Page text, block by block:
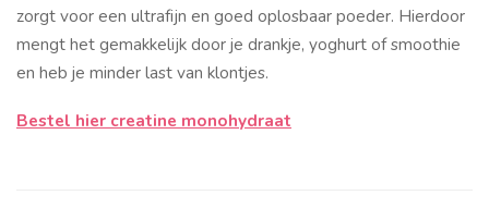
zorgt voor een ultrafijn en goed oplosbaar poeder. Hierdoor
mengt het gemakkelijk door je drankje, yoghurt of smoothie
en heb je minder last van klontjes.
Bestel hier creatine monohydraat